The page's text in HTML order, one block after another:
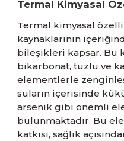
Termal Kimyasal
Termal kimyasal
kaynaklarının
bileşikleri kapsar. Bu
bikarbonat, tuzlu ve
elementlerle
suların içerisinde
arsenik gibi önemli
bulunmaktadır. Bu
katkısı, sağlık